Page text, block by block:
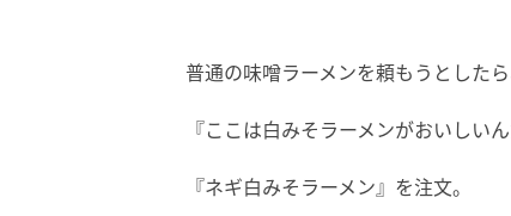
普通の味噌ラーメンを頼もうとしたら
『ここは白みそラーメンがおいしい
『ネギ白みそラーメン』を注文。